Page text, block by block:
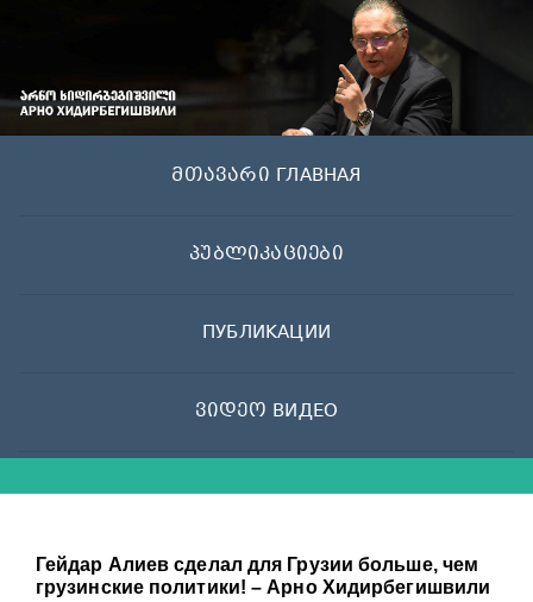
მთავარი ГЛАВНАЯ
პუბლიკაციები
ПУБЛИКАЦИИ
ვიდეო ВИДЕО
Гейдар Алиев сделал для Грузии больше, чем
грузинские политики! – Арно Хидирбегишвили